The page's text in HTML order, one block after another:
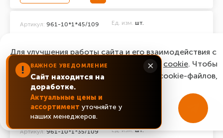
Артикул: 961-10*1*45/109 Ед. изм. шт.
последняя цена:
46.06 ₽
Уточнить цену
Артикул: 961-10*1*35/109 Ед. изм. шт.
! ВАЖНОЕ УВЕДОМЛЕНИЕ
Сайт находится на
доработке.
Актуальные цены и
ассортимент уточняйте у
наших менеджеров.
×
Для улучшения работы сайта и его взаимодействия с
пользователями мы используем файлы cookie. Чтобы
согласиться с нашим использованием cookie-файлов,
нажмите “Ок, понятно!”
ОК, понятно!